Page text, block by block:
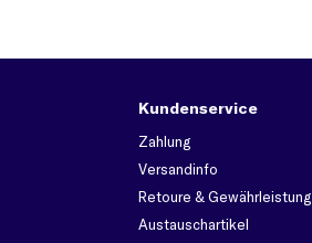
Kundenservice
Zahlung
Versandinfo
Retoure & Gewährleistung
Austauschartikel